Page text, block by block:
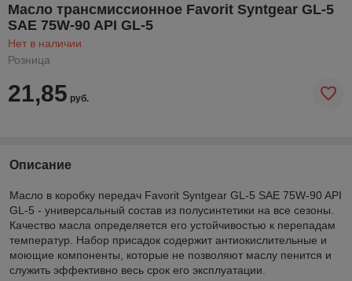
Масло трансмиссионное Favorit Syntgear GL-5
SAE 75W-90 API GL-5
Нет в наличии
Розница
21,85 руб.
Описание
Масло в коробку передач Favorit Syntgear GL-5 SAE 75W-90 API
GL-5 - универсальный состав из полусинтетики на все сезоны.
Качество масла определяется его устойчивостью к перепадам
температур. Набор присадок содержит антиокислительные и
моющие компоненты, которые не позволяют маслу пенится и
служить эффективно весь срок его эксплуатации.